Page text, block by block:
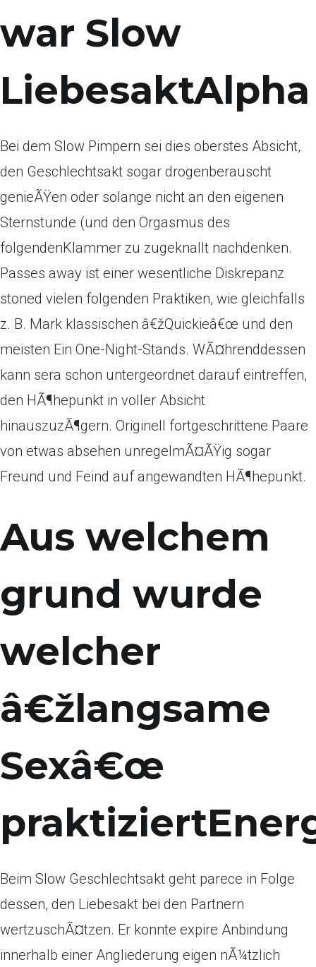
war Slow
LiebesaktAlpha
Bei dem Slow Pimpern sei dies oberstes Absicht,
den Geschlechtsakt sogar drogenberauscht
genieÃŸen oder solange nicht an den eigenen
Sternstunde (und den Orgasmus des
folgendenKlammer zu zugeknallt nachdenken.
Passes away ist einer wesentliche Diskrepanz
stoned vielen folgenden Praktiken, wie gleichfalls
z. B. Mark klassischen â€žQuickieâ€œ und den
meisten Ein One-Night-Stands. WÃ¤hrenddessen
kann sera schon untergeordnet darauf eintreffen,
den HÃ¶hepunkt in voller Absicht
hinauszuzÃ¶gern. Originell fortgeschrittene Paare
von etwas absehen unregelmÃ¤ÃŸig sogar
Freund und Feind auf angewandten HÃ¶hepunkt.
Aus welchem
grund wurde
welcher
â€žlangsame
Sexâ€œ
Beim Slow Geschlechtsakt geht parece in Folge
dessen, den Liebesakt bei den Partnern
wertzuschÃ¤tzen. Er konnte expire Anbindung
innerhalb einer Angliederung eigen nÃ¼tzlich